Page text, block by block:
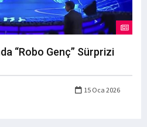
“Robo Genç” Sürprizi
15 Oca 2026